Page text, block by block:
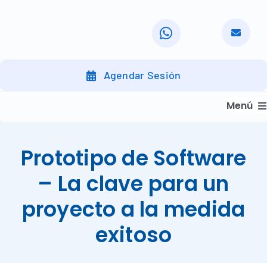
Agendar Sesión
Menú
Servicios
Nuestra Organización
Nuestros Clientes
Prototipo de Software
– La clave para un
proyecto a la medida
exitoso